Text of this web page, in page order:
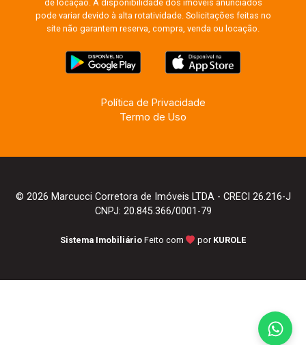
de locação. A disponibilidade dos imóveis anunciados
pode variar devido à alta rotatividade. Solicitações feitas no
site não garantem reserva, compra, venda ou locação.
Política de Privacidade
Termo de Uso
© 2026 Marcucci Corretora de Imóveis LTDA - CRECI 26.216-J
CNPJ: 20.845.366/0001-79
Sistema Imobiliário Feito com por KUROLE